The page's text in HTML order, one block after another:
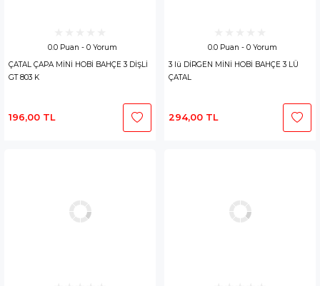
0.0 Puan - 0 Yorum
ÇATAL ÇAPA MİNİ HOBİ BAHÇE 3 DİŞLİ
GT 803 K
196,00 TL
0.0 Puan - 0 Yorum
3 lü DİRGEN MİNİ HOBİ BAHÇE 3 LÜ
ÇATAL
294,00 TL